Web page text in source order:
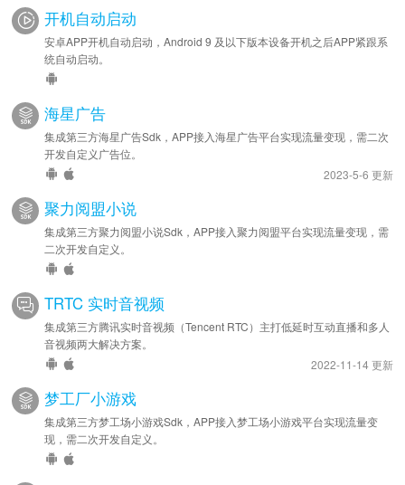
开机自动启动
安卓APP开机自动启动，Android 9 及以下版本设备开机之后APP紧跟系
统自动启动。
海星广告
集成第三方海星广告Sdk，APP接入海星广告平台实现流量变现，需二次
开发自定义广告位。
2023-5-6 更新
聚力阅盟小说
集成第三方聚力阅盟小说Sdk，APP接入聚力阅盟平台实现流量变现，需
二次开发自定义。
TRTC 实时音视频
集成第三方腾讯实时音视频（Tencent RTC）主打低延时互动直播和多人
音视频两大解决方案。
2022-11-14 更新
梦工厂小游戏
集成第三方梦工场小游戏Sdk，APP接入梦工场小游戏平台实现流量变
现，需二次开发自定义。